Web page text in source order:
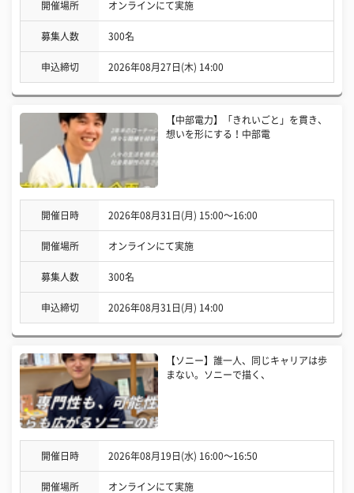
開催場所 オンラインにて実施
募集人数 300名
申込締切 2026年08月27日(木) 14:00
【中部電力】「きれいごと」を貫き、
想いを形にする！中部電
開催日時 2026年08月31日(月) 15:00〜16:00
開催場所 オンラインにて実施
募集人数 300名
申込締切 2026年08月31日(月) 14:00
【ソニー】誰一人、同じキャリアは歩
まない。ソニーで描く、
開催日時 2026年08月19日(水) 16:00〜16:50
開催場所 オンラインにて実施